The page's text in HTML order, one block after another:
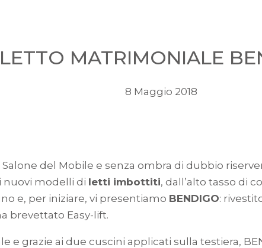
LETTO MATRIMONIALE
8 Maggio 2018
del Mobile e senza ombra di dubbio
nuovi modelli di letti imbottiti, dall’alto tasso di
e, per iniziare, vi presentiamo BENDIGO:
brevettato Easy-lift.
e grazie ai due cuscini applicati sulla testiera,